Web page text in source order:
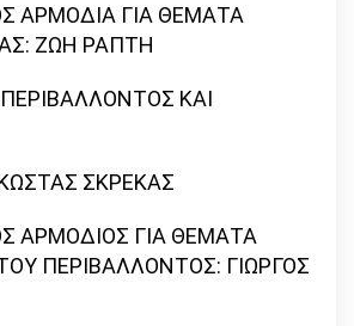
ΑΡΜΟΔΙΑ ΓΙΑ ΘΕΜΑΤΑ
ΖΩΗ ΡΑΠΤΗ
ΚΑΙ
ΣΚΡΕΚΑΣ
ΑΡΜΟΔΙΟΣ ΓΙΑ ΘΕΜΑΤΑ
ΠΕΡΙΒΑΛΛΟΝΤΟΣ: ΓΙΩΡΓΟΣ